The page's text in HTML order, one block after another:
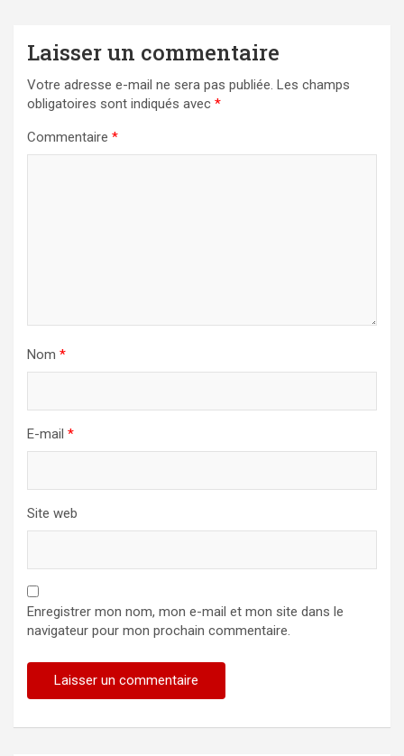
Laisser un commentaire
Votre adresse e-mail ne sera pas publiée. Les champs
obligatoires sont indiqués avec *
Commentaire *
Nom *
E-mail *
Site web
Enregistrer mon nom, mon e-mail et mon site dans le
navigateur pour mon prochain commentaire.